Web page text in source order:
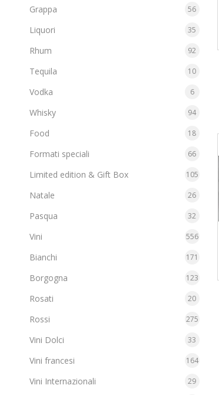
Grappa 56
Liquori 35
Rhum 92
Tequila 10
Vodka 6
Whisky 94
Food 18
Formati speciali 66
Limited edition & Gift Box 105
Natale 26
Pasqua 32
Vini 556
Bianchi 171
Borgogna 123
Rosati 20
Rossi 275
Vini Dolci 33
Vini francesi 164
Vini Internazionali 29